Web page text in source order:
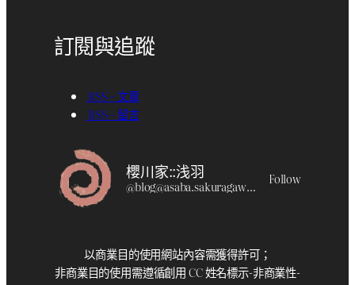
訂閱與追蹤
RSS – 文章
RSS – 留言
櫻川家::浅羽
@blog@asaba.sakuragawa.moe Follow
以商業目的使用網站內容需獲得許可；
非商業目的使用需遵循創用 CC 姓名標示-非商業性-